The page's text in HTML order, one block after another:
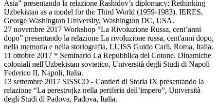
Asia” presentando la relazione Rashidov’s diplomacy: Rethinking
Uzbekistan as a model for the Third World (1959-1983). IERES,
George Washington University, Washington DC, USA.
27 novembre 2017 Workshop “La Rivoluzione Russa, cent’anni
dopo” presentando la relazione La rivoluzione russa, cent'anni dopo,
nella memoria e nella storiografia, LUISS Guido Carli, Roma, Italia.
11 ottobre 2017 * Seminario La Repubblica del Cotone. Dinamiche
coloniali nell'Uzbekistan sovietico, Università degli Studi di Napoli
Federico II, Napoli, Italia.
13 settembre 2017 SISSCO - Cantieri di Storia IX presentando la
relazione “La perestrojka nella periferia dell’impero”, Università
degli Studi di Padova, Padova, Italia.